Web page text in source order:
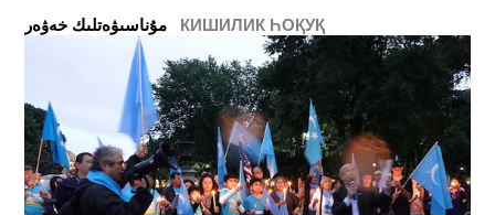
КИШИЛИК ҺОҚУҚ